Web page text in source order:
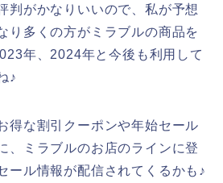
判がかなりいいので、私が予想
り多くの方がミラブルの商品を
年、2024年と今後も利用して
♪
得な割引クーポンや年始セール
、ミラブルのお店のラインに登
ール情報が配信されてくるかも♪